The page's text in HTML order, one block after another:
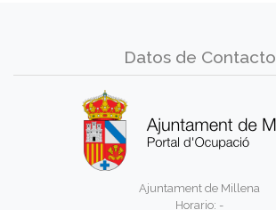
Datos de Contacto
Ajuntament de Millena
Horario: -